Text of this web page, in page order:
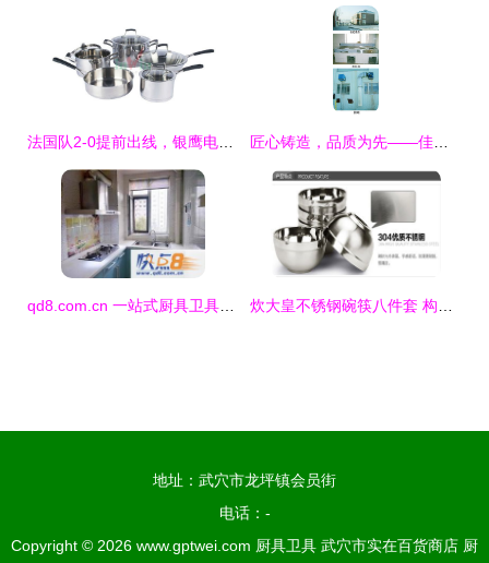
地址：武穴市龙坪镇会员街
电话：-
Copyright © 2026 www.gptwei.com 厨具卫具 武穴市实在百货商店 厨